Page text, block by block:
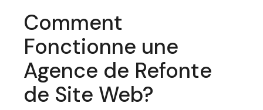
Comment
Fonctionne une
Agence de Refonte
de Site Web?